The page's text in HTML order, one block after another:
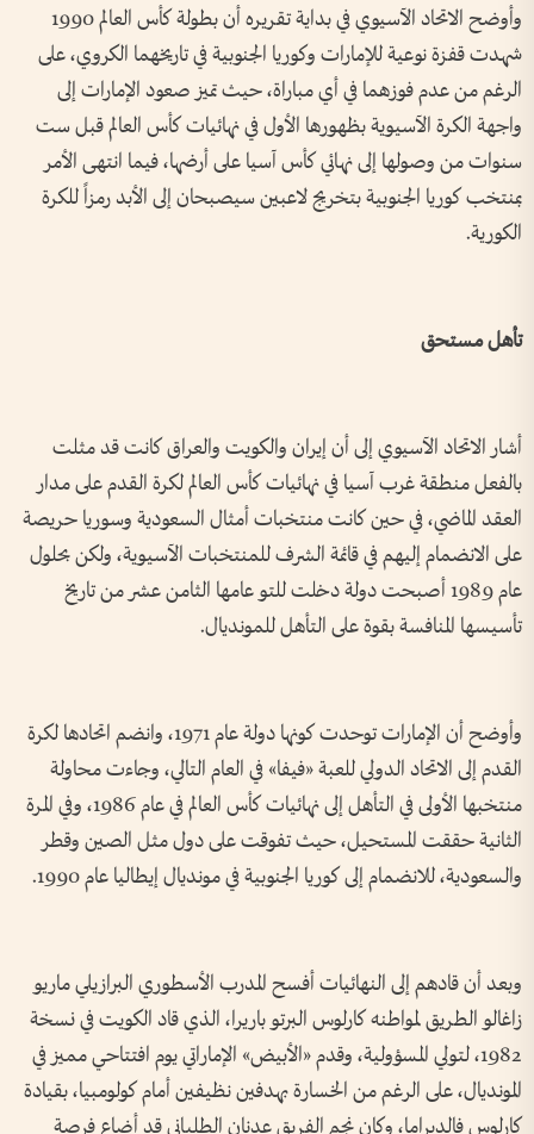
وأوضح الاتحاد الآسيوي في بداية تقريره أن بطولة كأس العالم 1990
شهدت قفزة نوعية للإمارات وكوريا الجنوبية في تاريخهما الكروي، على
الرغم من عدم فوزهما في أي مباراة، حيث تميز صعود الإمارات إلى
واجهة الكرة الآسيوية بظهورها الأول في نهائيات كأس العالم قبل ست
سنوات من وصولها إلى نهائي كأس آسيا على أرضها، فيما انتهى الأمر
بمنتخب كوريا الجنوبية بتخريج لاعبين سيصبحان إلى الأبد رمزاً للكرة
الكورية.
تأهل مستحق
أشار الاتحاد الآسيوي إلى أن إيران والكويت والعراق كانت قد مثلت
بالفعل منطقة غرب آسيا في نهائيات كأس العالم لكرة القدم على مدار
العقد الماضي، في حين كانت منتخبات أمثال السعودية وسوريا حريصة
على الانضمام إليهم في قائمة الشرف للمنتخبات الآسيوية، ولكن بحلول
عام 1989 أصبحت دولة دخلت للتو عامها الثامن عشر من تاريخ
تأسيسها المنافسة بقوة على التأهل للمونديال.
وأوضح أن الإمارات توحدت كونها دولة عام 1971، وانضم اتحادها لكرة
القدم إلى الاتحاد الدولي للعبة «فيفا» في العام التالي، وجاءت محاولة
منتخبها الأولى في التأهل إلى نهائيات كأس العالم في عام 1986، وفي المرة
الثانية حققت المستحيل، حيث تفوقت على دول مثل الصين وقطر
والسعودية، للانضمام إلى كوريا الجنوبية في مونديال إيطاليا عام 1990.
وبعد أن قادهم إلى النهائيات أفسح المدرب الأسطوري البرازيلي ماريو
زاغالو الطريق لمواطنه كارلوس البرتو باريرا، الذي قاد الكويت في نسخة
1982، لتولي المسؤولية، وقدم «الأبيض» الإماراتي يوم افتتاحي مميز في
المونديال، على الرغم من الخسارة بهدفين نظيفين أمام كولومبيا، بقيادة
كارلوس فالديراما، وكان نجم الفريق عدنان الطلياني قد أضاع فرصة